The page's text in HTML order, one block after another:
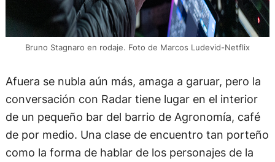
Bruno Stagnaro en rodaje. Foto de Marcos Ludevid-Netflix
Afuera se nubla aún más, amaga a garuar, pero la
conversación con Radar tiene lugar en el interior
de un pequeño bar del barrio de Agronomía, café
de por medio. Una clase de encuentro tan porteño
como la forma de hablar de los personajes de la